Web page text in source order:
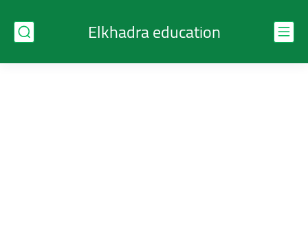
Elkhadra education